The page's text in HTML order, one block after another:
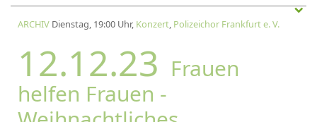
ARCHIV Dienstag, 19:00 Uhr, Konzert, Polizeichor Frankfurt e. V.
12.12.23 Frauen
helfen Frauen -